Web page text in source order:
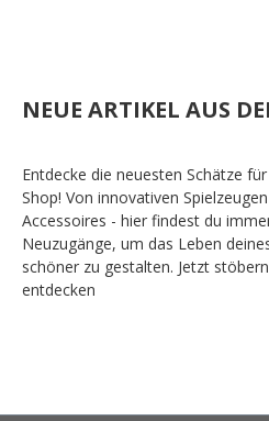
NEUE ARTIKEL AUS
Entdecke die neuesten Schätze
Shop! Von innovativen
Accessoires - hier findest du
Neuzugänge, um das Leben
schöner zu gestalten. Jetzt
entdecken